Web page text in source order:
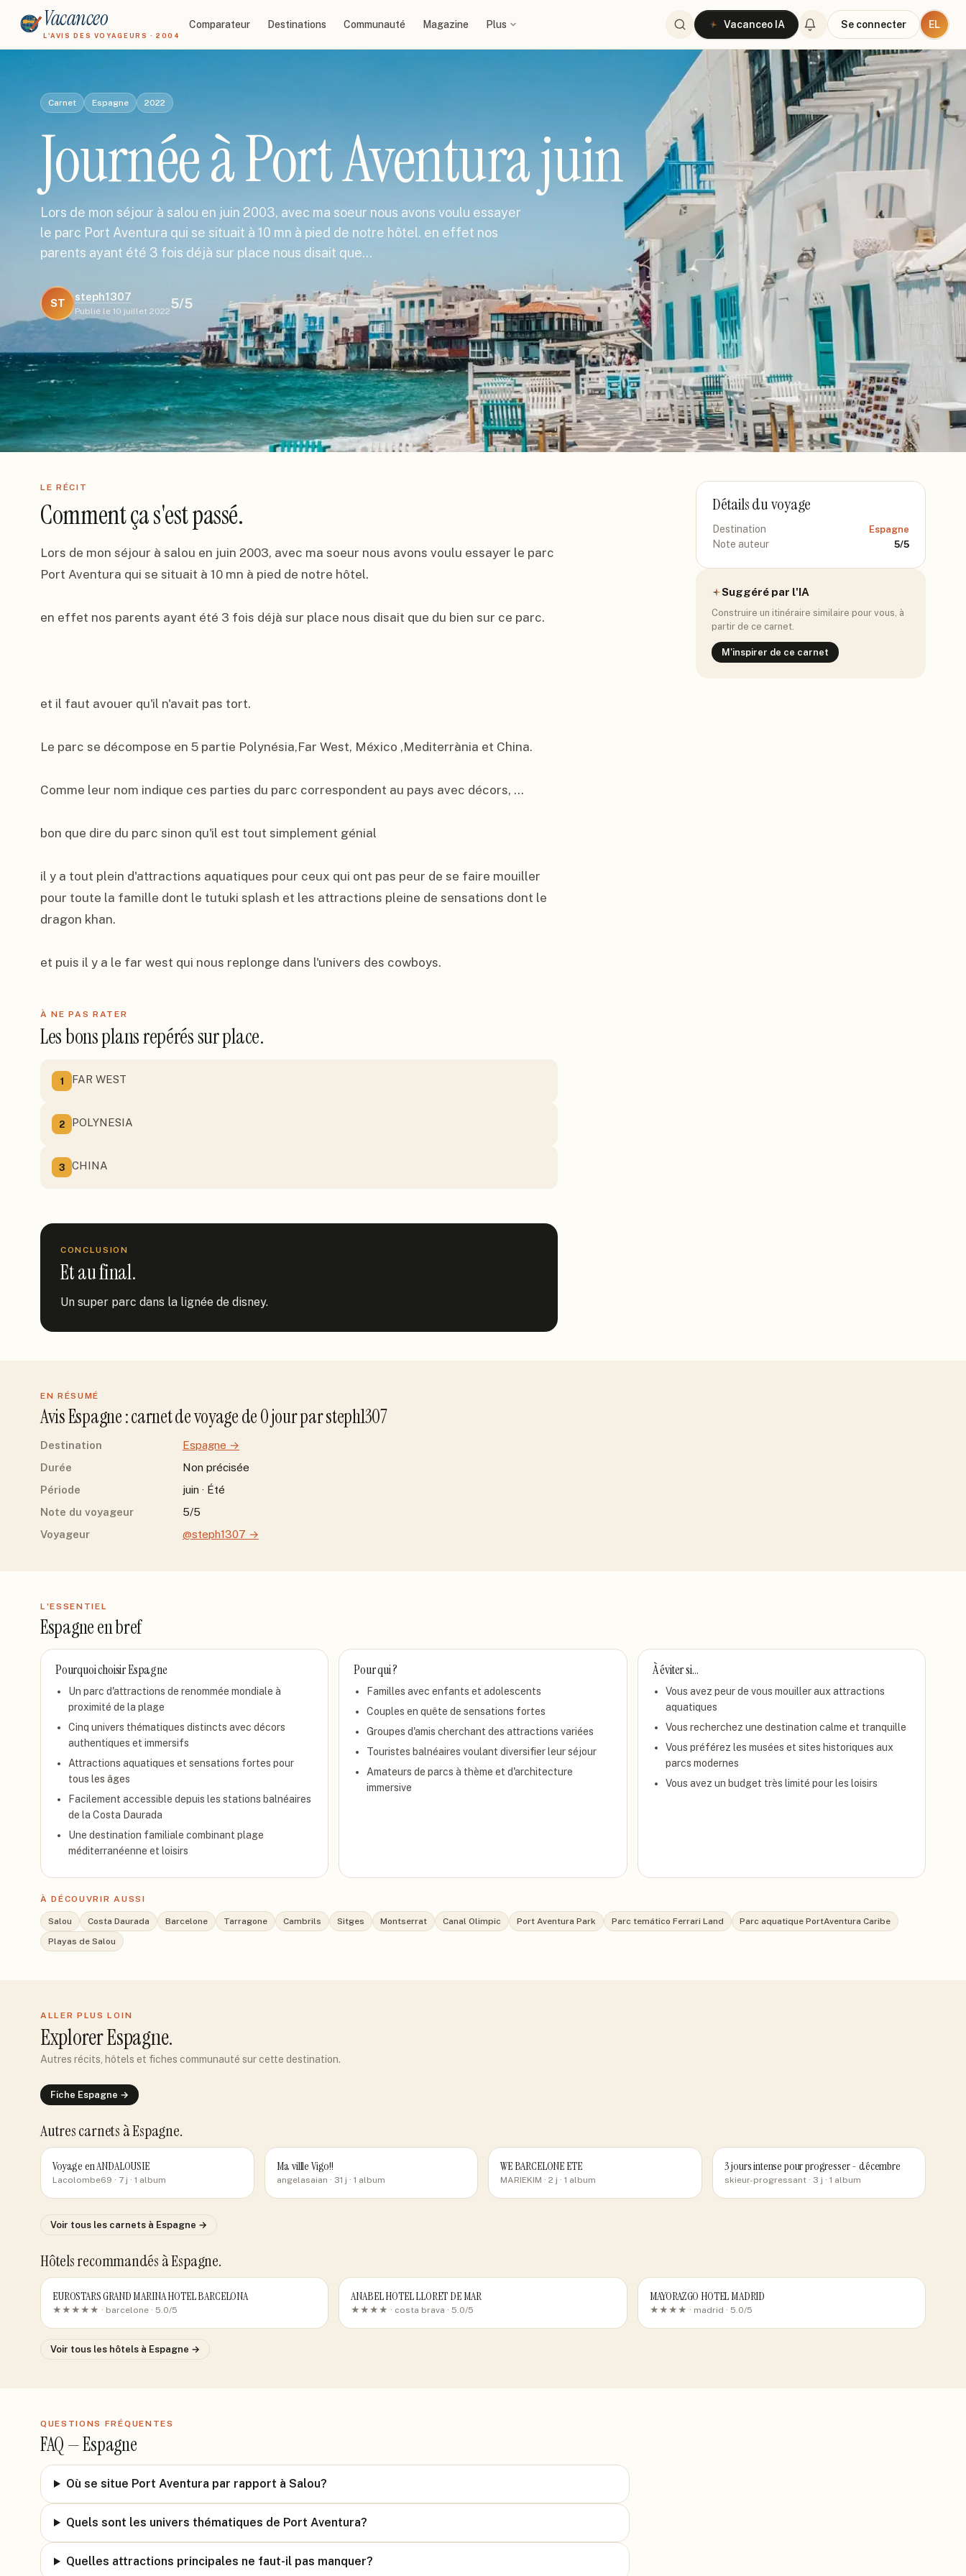
Vacanceo
L'AVIS DES VOYAGEURS · 2004
Comparateur Destinations Communauté Magazine Plus Vacanceo IA Se connecter EL
Carnet Espagne 2022
Journée à Port Aventura juin
Lors de mon séjour à salou en juin 2003, avec ma soeur nous avons voulu essayer
le parc Port Aventura qui se situait à 10 mn à pied de notre hôtel. en effet nos
parents ayant été 3 fois déjà sur place nous disait que…
ST
steph1307
Publié le 10 juillet 2022
5/5
LE RÉCIT
Comment ça s'est passé.
Lors de mon séjour à salou en juin 2003, avec ma soeur nous avons voulu essayer le parc
Port Aventura qui se situait à 10 mn à pied de notre hôtel.
en effet nos parents ayant été 3 fois déjà sur place nous disait que du bien sur ce parc.
et il faut avouer qu'il n'avait pas tort.
Le parc se décompose en 5 partie Polynésia,Far West, México ,Mediterrània et China.
Comme leur nom indique ces parties du parc correspondent au pays avec décors, ...
bon que dire du parc sinon qu'il est tout simplement génial
il y a tout plein d'attractions aquatiques pour ceux qui ont pas peur de se faire mouiller
pour toute la famille dont le tutuki splash et les attractions pleine de sensations dont le
dragon khan.
et puis il y a le far west qui nous replonge dans l'univers des cowboys.
À NE PAS RATER
Les bons plans repérés sur place.
1 FAR WEST
2 POLYNESIA
3 CHINA
CONCLUSION
Et au final.
Un super parc dans la lignée de disney.
Détails du voyage
Destination Espagne
Note auteur 5/5
Suggéré par l'IA
Construire un itinéraire similaire pour vous, à
partir de ce carnet.
M'inspirer de ce carnet
EN RÉSUMÉ
AvisEspagne: carnet de voyage de0jourparsteph1307
Destination Espagne →
Durée
Non précisée
Période
juin · Été
Note du voyageur
5/5
Voyageur
@steph1307 →
L'ESSENTIEL
Espagneen bref
Pourquoi choisirEspagne
Un parc d'attractions de renommée mondiale à
proximité de la plage
Cinq univers thématiques distincts avec décors
authentiques et immersifs
Attractions aquatiques et sensations fortes pour
tous les âges
Facilement accessible depuis les stations balnéaires
de la Costa Daurada
Une destination familiale combinant plage
méditerranéenne et loisirs
Pour qui ?
Familles avec enfants et adolescents
Couples en quête de sensations fortes
Groupes d'amis cherchant des attractions variées
Touristes balnéaires voulant diversifier leur séjour
Amateurs de parcs à thème et d'architecture
immersive
À éviter si…
Vous avez peur de vous mouiller aux attractions
aquatiques
Vous recherchez une destination calme et tranquille
Vous préférez les musées et sites historiques aux
parcs modernes
Vous avez un budget très limité pour les loisirs
À DÉCOUVRIR AUSSI
Salou Costa Daurada Barcelone Tarragone Cambrils Sitges Montserrat Canal Olimpic Port Aventura Park Parc temático Ferrari Land
Parc aquatique PortAventura Caribe
Playas de Salou
ALLER PLUS LOIN
ExplorerEspagne.
Autres récits, hôtels et fiches communauté sur cette destination.
Fiche Espagne →
Autres carnets à Espagne.
Voyage en ANDALOUSIE
Lacolombe69 · 7 j · 1 album
Ma villle Vigo!!
angelasaian · 31 j · 1 album
WE BARCELONE ETE
MARIEKIM · 2 j · 1 album
3 jours intense pour progresser - décembre
skieur-progressant· 3 j · 1 album
Voir tous les carnets à Espagne →
Hôtels recommandés à Espagne.
EUROSTARS GRAND MARINA HOTEL BARCELONA
★★★★★ · barcelone · 5.0/5
ANABEL HOTEL LLORET DE MAR
★★★★ · costa brava · 5.0/5
MAYORAZGO HOTEL MADRID
★★★★ · madrid · 5.0/5
Voir tous les hôtels à Espagne →
QUESTIONS FRÉQUENTES
FAQ —Espagne
Où se situe Port Aventura par rapport à Salou?
Quels sont les univers thématiques de Port Aventura?
Quelles attractions principales ne faut-il pas manquer?